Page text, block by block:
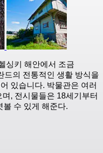
싱키 해안에서 조금
드의 전통적인 생활 방식을
있습니다. 박물관은 여러
, 전시물들은 18세기부터
볼 수 있게 해준다.